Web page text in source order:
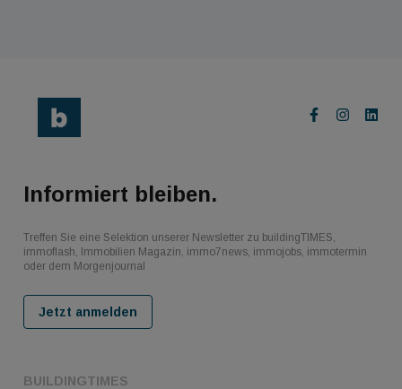
BUILDINGTIMES
Informiert bleiben.
Treffen Sie eine Selektion unserer Newsletter zu buildingTIMES,
immoflash, Immobilien Magazin, immo7news, immojobs, immotermin
oder dem Morgenjournal
Jetzt anmelden